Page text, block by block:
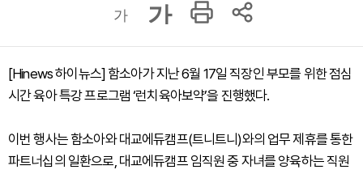
가 가
[Hinews 하이뉴스] 함소아가 지난 6월 17일 직장인 부모를 위한 점심
시간 육아 특강 프로그램 ‘런치육아보약’을 진행했다.
이번 행사는 함소아와 대교에듀캠프(트니트니)와의 업무 제휴를 통한
파트너십의 일환으로, 대교에듀캠프 임직원 중 자녀를 양육하는 직원